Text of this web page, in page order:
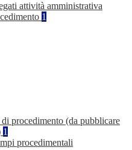
attività amministrativa
1
procedimento (da pubblicare
1
procedimentali